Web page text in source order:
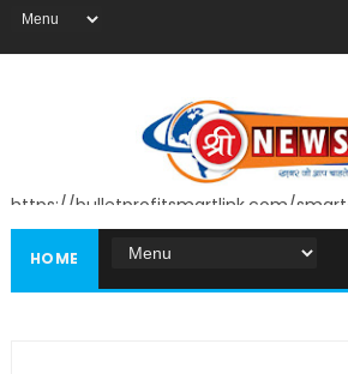
https://bulletprofitsmartlink.com/
HOME